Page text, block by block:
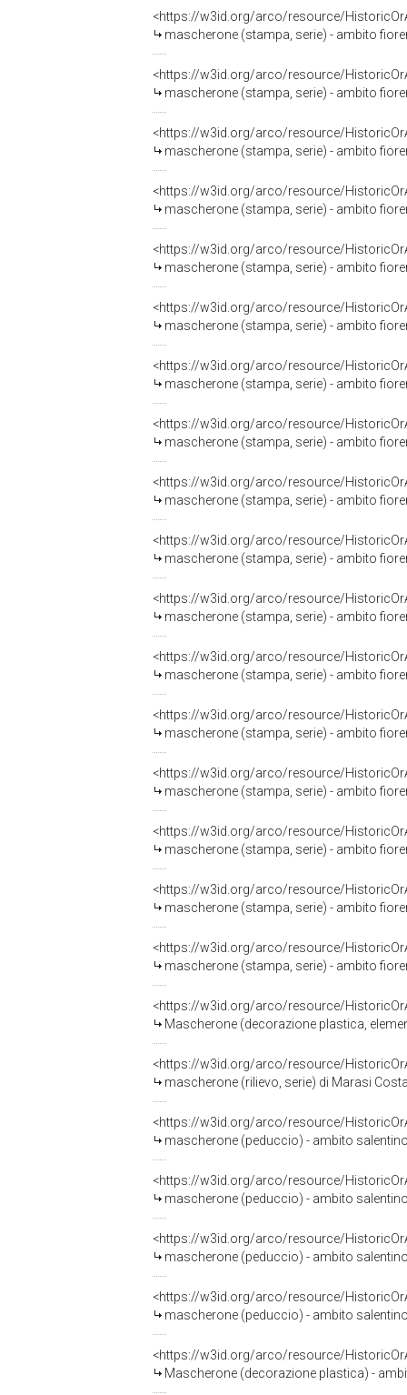
<https://w3id.org/arco/resource/
mascherone (stampa, serie) - ambito
<https://w3id.org/arco/resource/
mascherone (stampa, serie) - ambito
<https://w3id.org/arco/resource/
mascherone (stampa, serie) - ambito
<https://w3id.org/arco/resource/
mascherone (stampa, serie) - ambito
<https://w3id.org/arco/resource/
mascherone (stampa, serie) - ambito
<https://w3id.org/arco/resource/
mascherone (stampa, serie) - ambito
<https://w3id.org/arco/resource/
mascherone (stampa, serie) - ambito
<https://w3id.org/arco/resource/
mascherone (stampa, serie) - ambito
<https://w3id.org/arco/resource/
mascherone (stampa, serie) - ambito
<https://w3id.org/arco/resource/
mascherone (stampa, serie) - ambito
<https://w3id.org/arco/resource/
mascherone (stampa, serie) - ambito
<https://w3id.org/arco/resource/
mascherone (stampa, serie) - ambito
<https://w3id.org/arco/resource/
mascherone (stampa, serie) - ambito
<https://w3id.org/arco/resource/
mascherone (stampa, serie) - ambito
<https://w3id.org/arco/resource/
mascherone (stampa, serie) - ambito
<https://w3id.org/arco/resource/
mascherone (stampa, serie) - ambito
<https://w3id.org/arco/resource/
mascherone (stampa, serie) - ambito
<https://w3id.org/arco/resource/
Mascherone (decorazione plastica,
<https://w3id.org/arco/resource/
mascherone (rilievo, serie) di Marasi
<https://w3id.org/arco/resource/
mascherone (peduccio) - ambito
<https://w3id.org/arco/resource/
mascherone (peduccio) - ambito
<https://w3id.org/arco/resource/
mascherone (peduccio) - ambito
<https://w3id.org/arco/resource/
mascherone (peduccio) - ambito
<https://w3id.org/arco/resource/
Mascherone (decorazione plastica) -